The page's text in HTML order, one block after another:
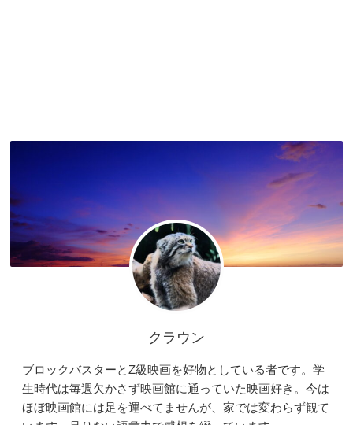
クラウン
ブロックバスターとZ級映画を好物としている者です。学
生時代は毎週欠かさず映画館に通っていた映画好き。今は
ほぼ映画館には足を運べてませんが、家では変わらず観て